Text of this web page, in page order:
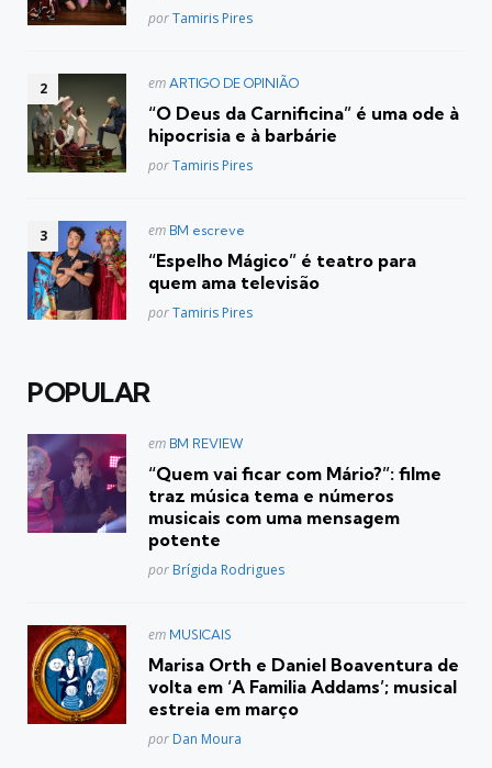
Posted
porTamiris Pires
Postado
em ARTIGO DE OPINIÃO
“O Deus da Carnificina” é uma ode à
hipocrisia e à barbárie
Posted
porTamiris Pires
Postado
em BM escreve
“Espelho Mágico” é teatro para
quem ama televisão
Posted
porTamiris Pires
POPULAR
Postado
em BM REVIEW
“Quem vai ficar com Mário?”: filme
traz música tema e números
musicais com uma mensagem
potente
Posted
por Brígida Rodrigues
Postado
em MUSICAIS
Marisa Orth e Daniel Boaventura de
volta em ‘A Familia Addams’; musical
estreia em março
Posted
por Dan Moura